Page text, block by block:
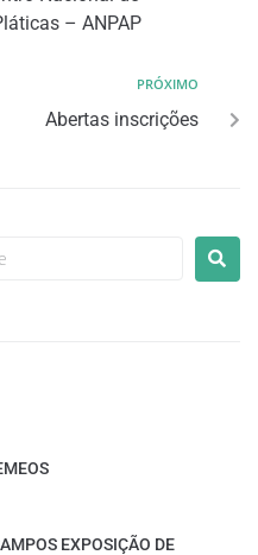
– ANPAP
PRÓXIMO
Abertas inscrições
EXPOSIÇÃO DE